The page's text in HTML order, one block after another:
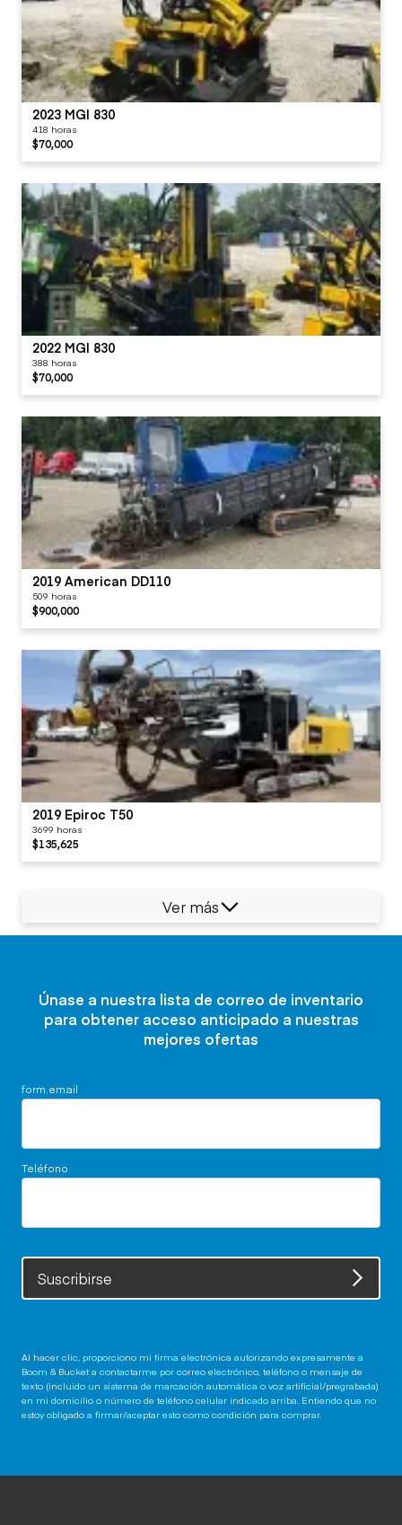
2023 MGI 830
418 horas
$70,000
2022 MGI 830
388 horas
$70,000
2019 American DD110
509 horas
$900,000
2019 Epiroc T50
3699 horas
$135,625
Ver más
Únase a nuestra lista de correo de inventario
para obtener acceso anticipado a nuestras
mejores ofertas
form.email
Teléfono
Suscribirse
Al hacer clic, proporciono mi firma electrónica autorizando expresamente a
Boom & Bucket a contactarme por correo electrónico, teléfono o mensaje de
texto (incluido un sistema de marcación automática o voz artificial/pregrabada)
en mi domicilio o número de teléfono celular indicado arriba. Entiendo que no
estoy obligado a firmar/aceptar esto como condición para comprar.